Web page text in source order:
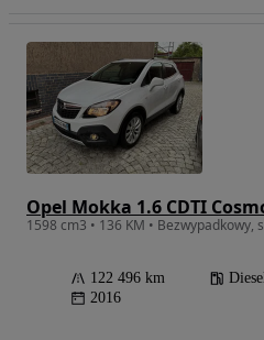
Opel Mokka 1.6 CDTI
122 496 km
2016